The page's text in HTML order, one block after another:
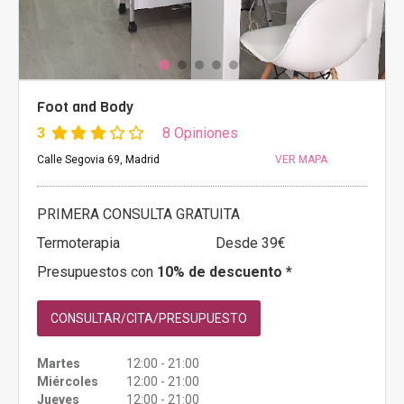
Foot and Body
3 8 Opiniones
Calle Segovia 69, Madrid VER MAPA
PRIMERA CONSULTA GRATUITA
Termoterapia
Desde 39€
Presupuestos con 10% de descuento *
CONSULTAR/CITA/PRESUPUESTO
Martes
12:00 - 21:00
Miércoles
12:00 - 21:00
Jueves
12:00 - 21:00